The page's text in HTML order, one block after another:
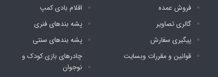
فروش عمده
گالری تصاویر
پیگیری سفارش
قوانین و مقررات وبسایت
اقلام بادی کمپ
پشه‌ بندهای فنری
پشه‌ بندهای سنتی
چادرهای بازی کودک و
نوجوان